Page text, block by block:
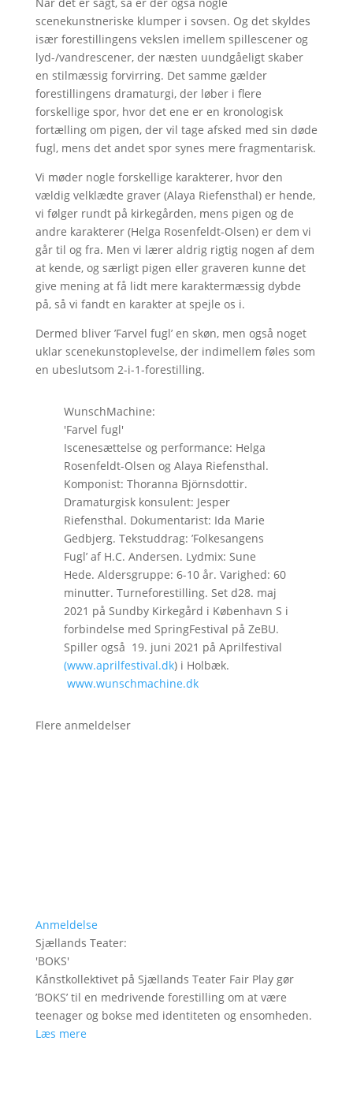
Når det er sagt, så er der også nogle
scenekunstneriske klumper i sovsen. Og det skyldes
især forestillingens vekslen imellem spillescener og
lyd-/vandrescener, der næsten uundgåeligt skaber
en stilmæssig forvirring. Det samme gælder
forestillingens dramaturgi, der løber i flere
forskellige spor, hvor det ene er en kronologisk
fortælling om pigen, der vil tage afsked med sin døde
fugl, mens det andet spor synes mere fragmentarisk.
Vi møder nogle forskellige karakterer, hvor den
vældig velklædte graver (Alaya Riefensthal) er hende,
vi følger rundt på kirkegården, mens pigen og de
andre karakterer (Helga Rosenfeldt-Olsen) er dem vi
går til og fra. Men vi lærer aldrig rigtig nogen af dem
at kende, og særligt pigen eller graveren kunne det
give mening at få lidt mere karaktermæssig dybde
på, så vi fandt en karakter at spejle os i.
Dermed bliver ’Farvel fugl’ en skøn, men også noget
uklar scenekunstoplevelse, der indimellem føles som
en ubeslutsom 2-i-1-forestilling.
WunschMachine:
'Farvel fugl'
Iscenesættelse og performance: Helga
Rosenfeldt-Olsen og Alaya Riefensthal.
Komponist: Thoranna Björnsdottir.
Dramaturgisk konsulent: Jesper
Riefensthal. Dokumentarist: Ida Marie
Gedbjerg. Tekstuddrag: ’Folkesangens
Fugl’ af H.C. Andersen. Lydmix: Sune
Hede. Aldersgruppe: 6-10 år. Varighed: 60
minutter. Turneforestilling. Set d28. maj
2021 på Sundby Kirkegård i København S i
forbindelse med SpringFestival på ZeBU.
Spiller også 19. juni 2021 på Aprilfestival
(www.aprilfestival.dk) i Holbæk.
www.wunschmachine.dk
Flere anmeldelser
Anmeldelse
Sjællands Teater:
'BOKS'
Kånstkollektivet på Sjællands Teater Fair Play gør
’BOKS’ til en medrivende forestilling om at være
teenager og bokse med identiteten og ensomheden.
Læs mere